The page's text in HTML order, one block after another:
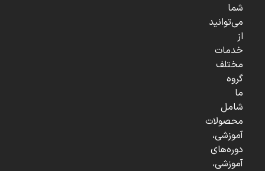
شما
می‌توانید
از
خدمات
مختلف
گروه
ما
شامل
محصولات
آموزشی،
دوره‌های
آموزشی،